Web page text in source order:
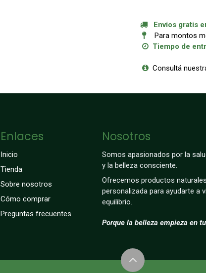
Envíos gratis
Para montos
Tiempo de
Consultá
Enlaces
Inicio
Tienda
Sobre nosotros
Cómo comprar
Preguntas frecuentes
Nosotros
Somos apasionados por la
y la belleza consciente.
Ofrecemos productos
personalizada para ayudarte a
equilibrio.
Porque la belleza empieza en